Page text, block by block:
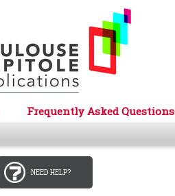
Frequently Asked Questions
NEED HELP?